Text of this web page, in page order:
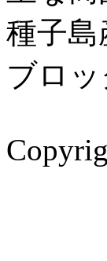
種子
ブロッ